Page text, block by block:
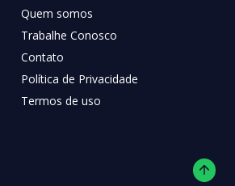
Quem somos
Trabalhe Conosco
Contato
Política de Privacidade
Termos de uso